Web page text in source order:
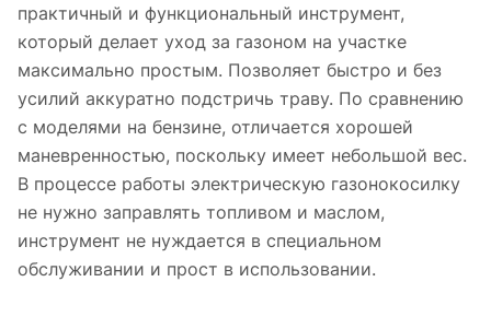
практичный и функциональный инструмент,
который делает уход за газоном на участке
максимально простым. Позволяет быстро и без
усилий аккуратно подстричь траву. По сравнению
с моделями на бензине, отличается хорошей
маневренностью, поскольку имеет небольшой вес.
В процессе работы электрическую газонокосилку
не нужно заправлять топливом и маслом,
инструмент не нуждается в специальном
обслуживании и прост в использовании.